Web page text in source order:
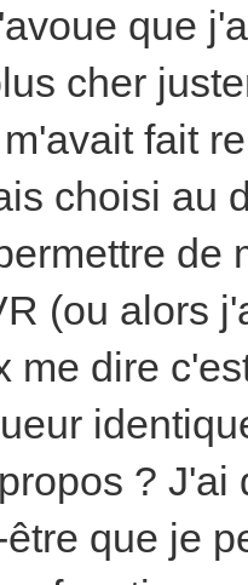
que
cher
fait
choisi au
de
(ou alors
me dire
?
que je